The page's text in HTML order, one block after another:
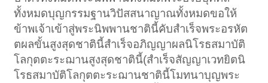
ทั้งหมดบุญกรรมฐานวิปัสสนาญาณทั้งหมดขอให้
ข้าพเจ้าเข้าสู่พระนิพพานชาตินี้คับสำเร็จพระอรหัต
ตผลขั้นสูงสุดชาตินี้สำเร็จอภิญญาผลนิโรธสมาบัติ
โลกุตตะระฌานสูงสุดชาตินี้(สำเร็จสัญญาเวทยิตนิ
โรธสมาบัติโลกุตตะระฌานชาตินี้โมทนาบุญพระ